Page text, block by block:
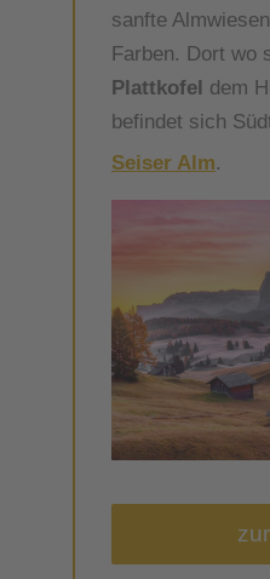
sanfte
Farben. Dort wo
Plattkofel dem
befindet sich
Seiser Alm.